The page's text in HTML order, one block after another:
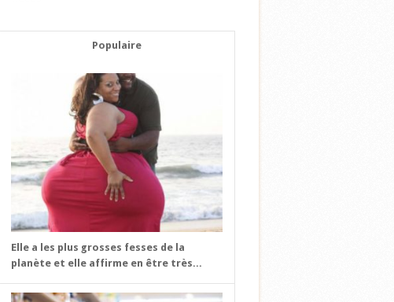
Populaire
Elle a les plus grosses fesses de la
planète et elle affirme en être très...